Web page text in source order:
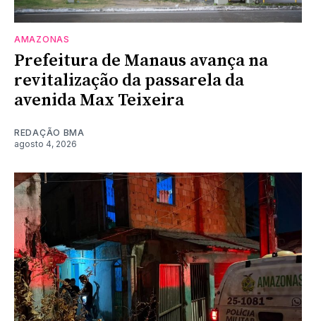
AMAZONAS
Prefeitura de Manaus avança na
revitalização da passarela da
avenida Max Teixeira
REDAÇÃO BMA
agosto 4, 2026